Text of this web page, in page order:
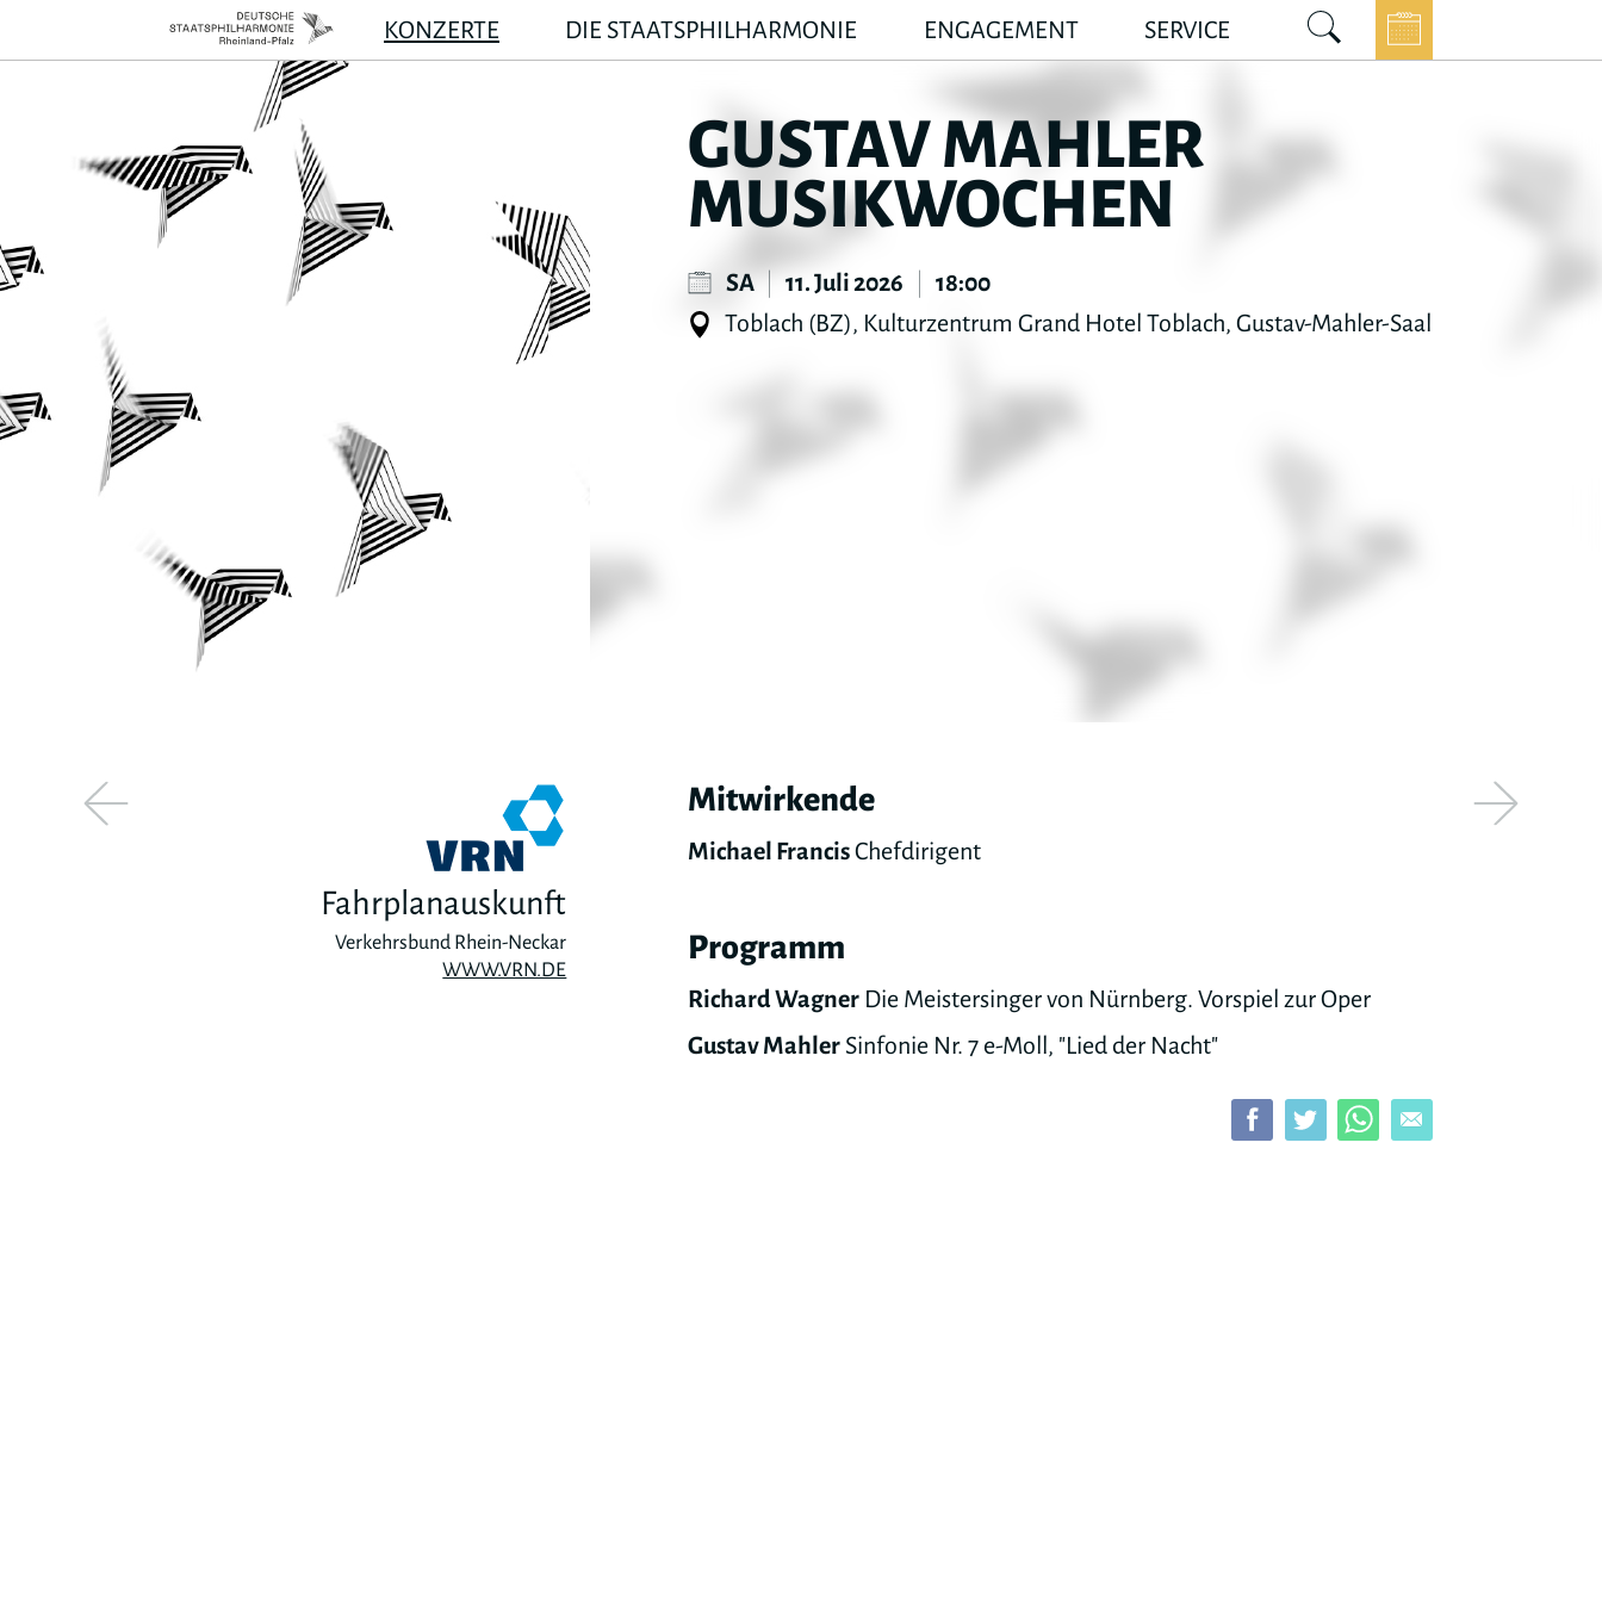
KONZERTE DIE STAATSPHILHARMONIE ENGAGEMENT SERVICE
GUSTAV MAHLER
MUSIKWOCHEN
SA 11. Juli 2026
18:00
Toblach (BZ), Kulturzentrum Grand Hotel Toblach, Gustav-Mahler-Saal
Mitwirkende
Michael FrancisChefdirigent
Programm
Richard Wagner Die Meistersinger von Nürnberg. Vorspiel zur Oper
Gustav Mahler Sinfonie Nr. 7 e-Moll, "Lied der Nacht"
Fahrplanauskunft
Verkehrsbund Rhein-Neckar
WWW.VRN.DE